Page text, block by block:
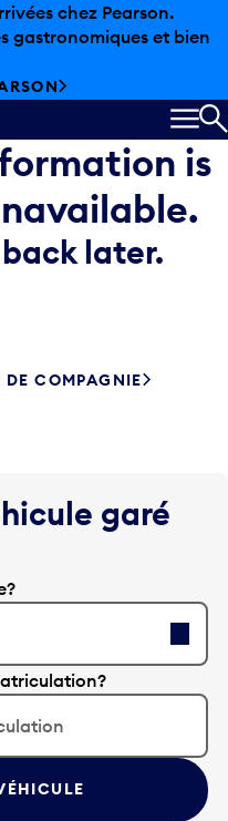
chez Pearson.
gastronomiques et bien
is
later.
COMPAGNIE
garé